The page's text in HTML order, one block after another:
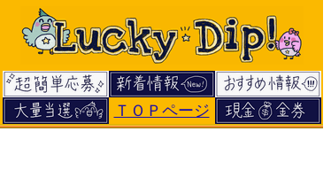
ＴＯＰページ